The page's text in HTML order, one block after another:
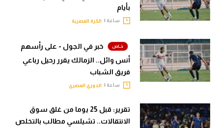
بأيام
ساعة | الكرة المصرية
خبر في الجول - على رأسهم
أنس وائل.. الزمالك يقرر رحيل رباعي
فريق الشباب
ساعة | الدوري المصري
تقرير: قبل 25 يوما من غلق سوق
الانتقالات.. تشيلسي مطالب بالتخلص